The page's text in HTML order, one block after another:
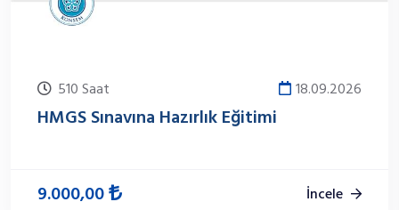
510 Saat 18.09.2026
HMGS Sınavına Hazırlık Eğitimi
9.000,00 İncele